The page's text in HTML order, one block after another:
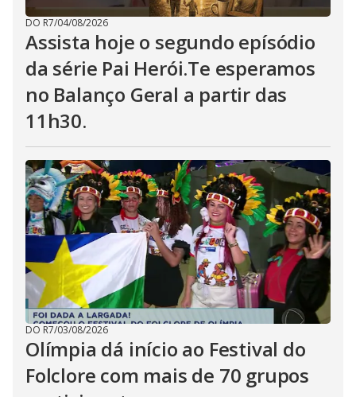
DO R7/04/08/2026
Assista hoje o segundo epísódio
da série Pai Herói.Te esperamos
no Balanço Geral a partir das
11h30.
DO R7/03/08/2026
Olímpia dá início ao Festival do
Folclore com mais de 70 grupos